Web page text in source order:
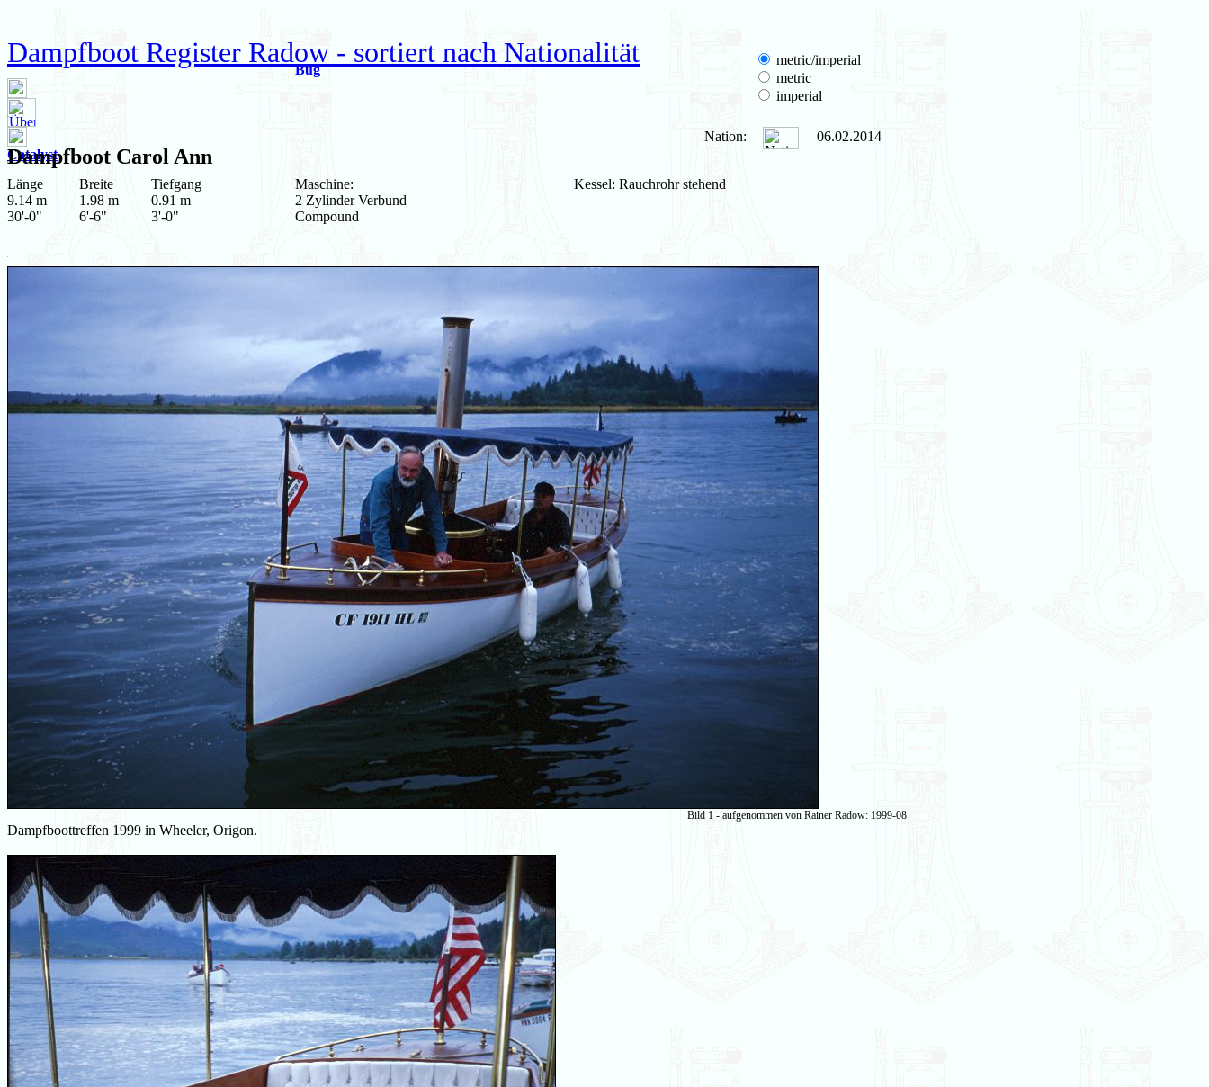
Dampfboot Register Radow - sortiert nach Nationalität
Bug
Catalyst
metric/imperial
metric
imperial
Dampfboot Carol Ann
Nation: 06.02.2014
Länge
9.14 m
30'-0"
Breite
1.98 m
6'-6"
Tiefgang
0.91 m
3'-0"
Maschine:
2 Zylinder Verbund
Compound
Kessel: Rauchrohr stehend
Bild 1 - aufgenommen von Rainer Radow: 1999-08
Dampfboottreffen 1999 in Wheeler, Origon.